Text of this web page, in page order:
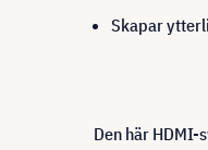
Skapar
Den här HDMI-